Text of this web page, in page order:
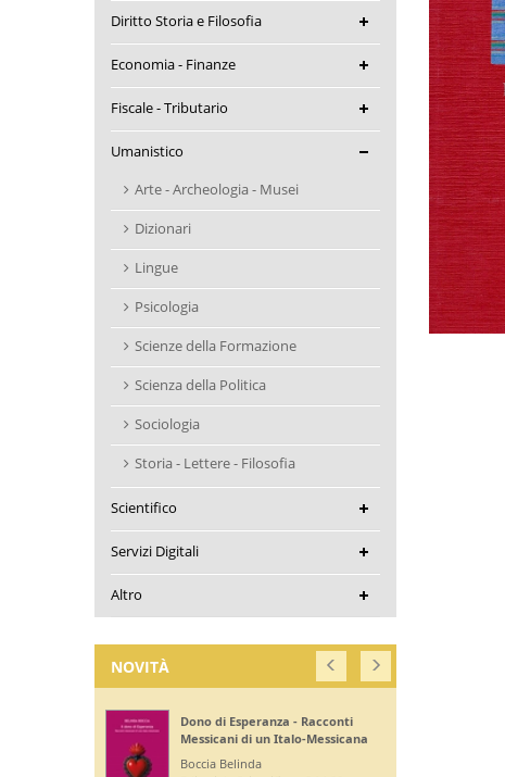
Diritto Storia e Filosofia
Economia - Finanze
Fiscale - Tributario
Umanistico
Arte - Archeologia - Musei
Dizionari
Lingue
Psicologia
Scienze della Formazione
Scienza della Politica
Sociologia
Storia - Lettere - Filosofia
Scientifico
Servizi Digitali
Altro
NOVITÀ
Dono di Esperanza - Racconti
Messicani di un Italo-Messicana
Boccia Belinda